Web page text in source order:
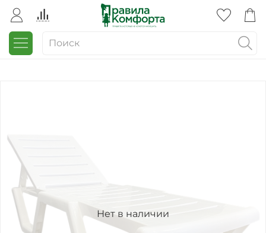
Нет в наличии